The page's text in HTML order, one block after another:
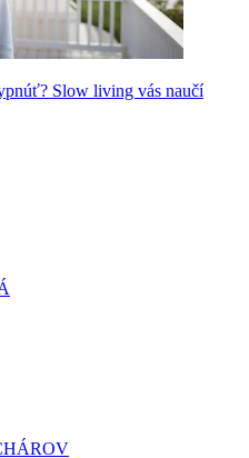
Slow living vás naučí